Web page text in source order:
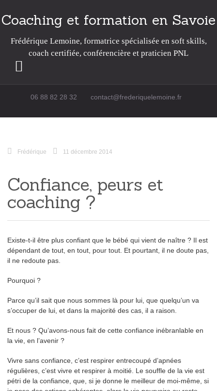
Coaching et formation en Savoie
Frédérique Lemoine, formatrice spécialisée en soft skills,
coach certifiée, conférencière et praticien PNL
06 88 82 28 32
contact@frederiquelemoine.fr
Frédérique 11 décembre 2014
Confiance, peurs et
coaching ?
Existe-t-il être plus confiant que le bébé qui vient de naître ? Il est
dépendant de tout, en tout, pour tout. Et pourtant, il ne doute pas,
il ne redoute pas.
Pourquoi ?
Parce qu’il sait que nous sommes là pour lui, que quelqu’un va
s’occuper de lui, et dans la majorité des cas, il a raison.
Et nous ? Qu’avons-nous fait de cette confiance inébranlable en
la vie, en l’avenir ?
Vivre sans confiance, c’est respirer entrecoupé d’apnées
régulières, c’est vivre et respirer à moitié. Le souffle de la vie est
pétri de la confiance, que, si je donne le meilleur de moi-même, si